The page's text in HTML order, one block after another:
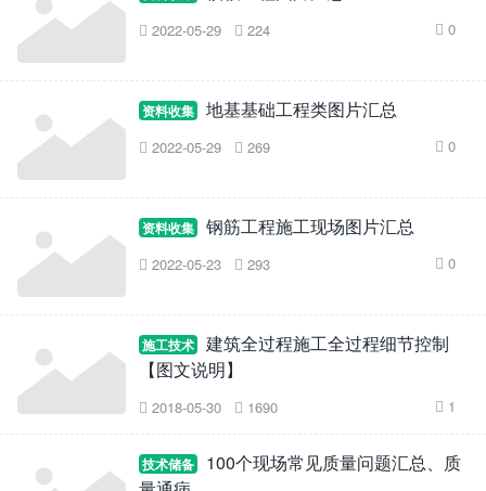
 2022-05-29  224  0
资料收集 地基基础工程类图片汇总
 2022-05-29  269  0
资料收集 钢筋工程施工现场图片汇总
 2022-05-23  293  0
施工技术
建筑全过程施工全过程细节控制
【图文说明】
 2018-05-30  1690  1
技术储备
100个现场常见质量问题汇总、质